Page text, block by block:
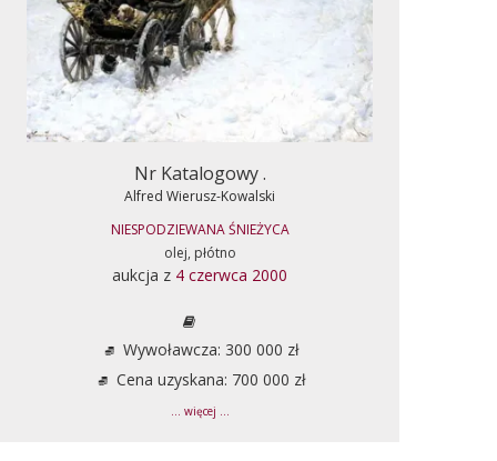
Nr Katalogowy .
Alfred Wierusz-Kowalski
NIESPODZIEWANA ŚNIEŻYCA
olej, płótno
aukcja z 4 czerwca 2000
Wywoławcza: 300 000 zł
Cena uzyskana: 700 000 zł
... więcej ...